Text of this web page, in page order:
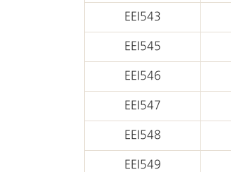
EEI543
EEI545
EEI546
EEI547
EEI548
EEI549